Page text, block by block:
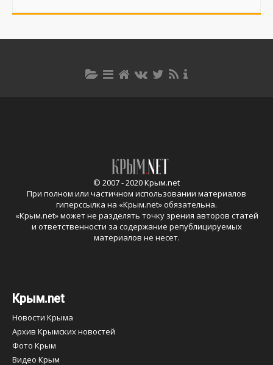
© 2007 - 2020 Крым.net
При полном или частичном использовании материалов
гиперссылка на «Крым.net» обязательна.
«Крым.net» может не разделять точку зрения авторов статей
и ответственности за содержание републицируемых
материалов не несет.
Крым.net
Новости Крыма
Архив Крымских новостей
Фото Крым
Видео Крым